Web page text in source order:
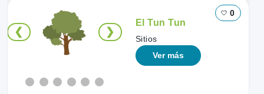
❮ ❯
El Tun Tun
Sitios
Ver más
0